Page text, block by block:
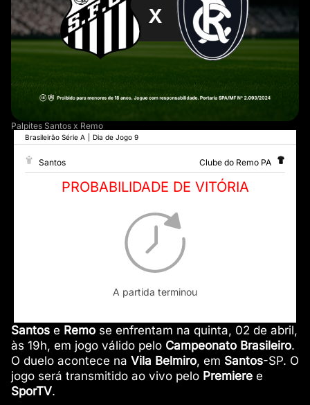
Palpites Santos x Remo
Brasileirão Série A Dia de Jogo 9
Santos Clube do Remo PA
PROBABILIDADE DE VITÓRIA
A partida terminou
Santose Remose enfrentam na quinta, 02 de abril,
às 19h, em jogo válido pelo Campeonato Brasileiro.
O duelo acontece na Vila Belmiro, em Santos-SP. O
jogo será transmitido ao vivo pelo Premieree
SporTV.